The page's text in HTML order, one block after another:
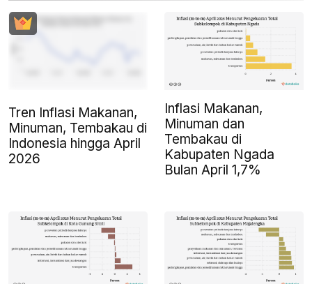
Tren Inflasi Makanan,
Minuman, Tembakau di
Indonesia hingga April
2026
Inflasi Makanan,
Minuman dan
Tembakau di
Kabupaten Ngada
Bulan April 1,7%